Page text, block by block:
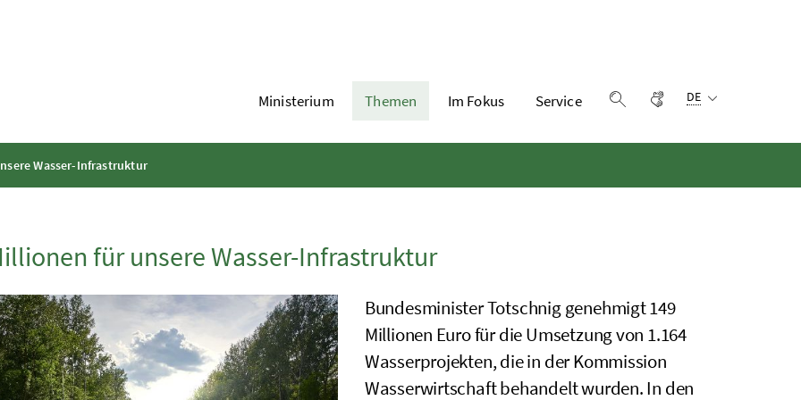
Ministerium Themen Im Fokus
Service
Gebärdensprache
DE
Wasser-Infrastruktur
für unsere Wasser-Infrastruktur
Bundesminister Totschnig genehmigt 149
Millionen Euro für die Umsetzung von 1.164
Wasserprojekten, die in der Kommission
Wasserwirtschaft behandelt wurden. In den